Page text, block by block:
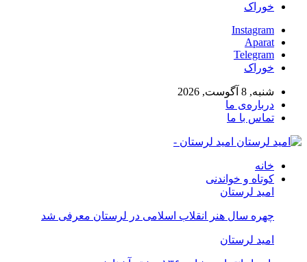
خوراک
Instagram
Aparat
Telegram
خوراک
شنبه, 8 آگوست, 2026
درباره‌ی ما
تماس با ما
امید لرستان -
خانه
کوتاه و خواندنی
امید لرستان
چهره سال هنر انقلاب اسلامی در لرستان معرفی شد
امید لرستان